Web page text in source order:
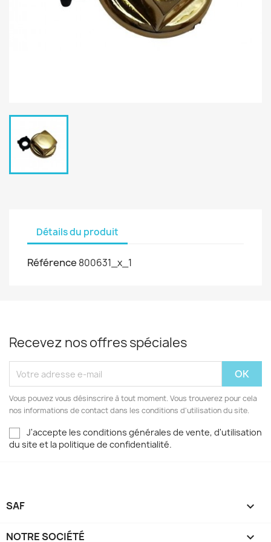
Détails du produit
Référence 800631_x_1
Recevez nos offres spéciales
Vous pouvez vous désinscrire à tout moment. Vous trouverez pour cela
nos informations de contact dans les conditions d'utilisation du site.
J'accepte les conditions générales de vente, d'utilisation
du site et la politique de confidentialité.
SAF 
NOTRE SOCIÉTÉ 